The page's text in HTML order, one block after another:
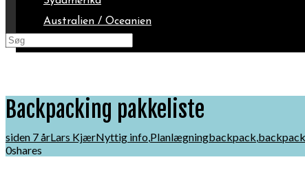
Australien / Oceanien
Backpacking pakkeliste
siden 7 årLars KjærNyttig info,Planlægningbackpack,
0shares